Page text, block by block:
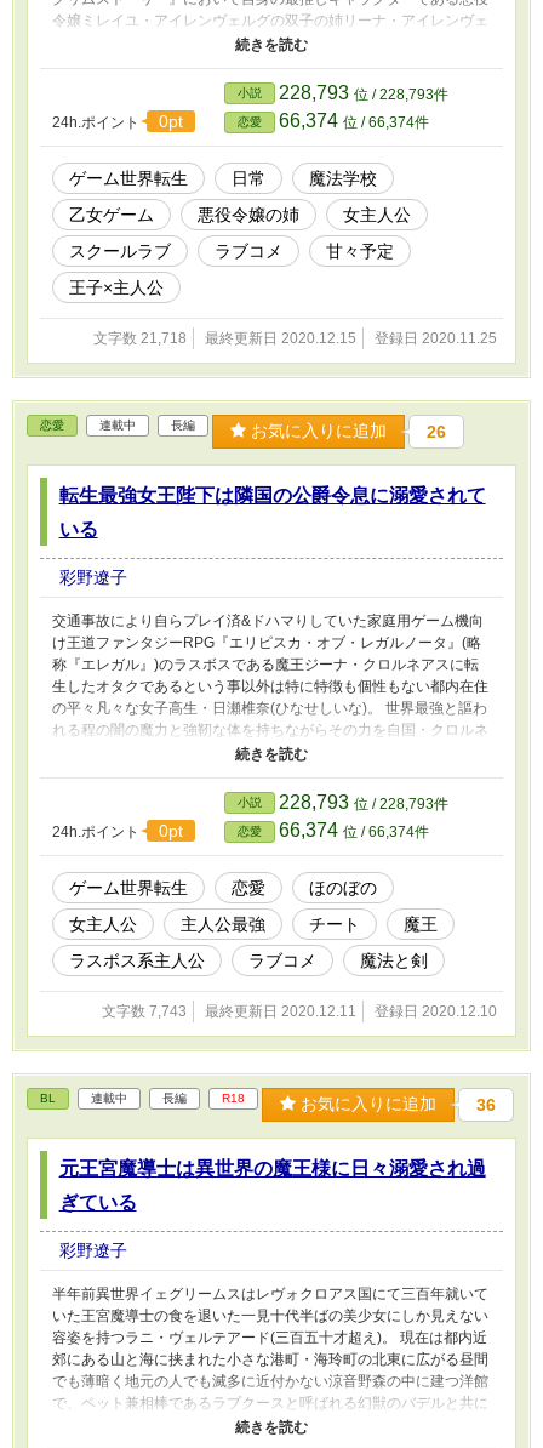
令嬢ミレイユ・アイレンヴェルグの双子の姉リーナ・アイレンヴェ
ルグとして『オヴエイグリムストーリー』の世界に転生した。 い
国第二王子ジルからの一方的な婚約破棄を阻止するために原作改変
する事を胸に抱きかつての最推しキャラであり現在の最愛の妹であ
るミレイユとの生活を思う存分満喫するリーナだったが、ゲーム本
編開始前夜に少なくとも生前プレイしていた『オヴエイグリムスト
ーリー』では起こりうるはずがない隣国・リュカディアルド国の第
四王子オルハとの見合い話が自らに持ち上がっている事を父親であ
るケオ・アイレンヴェルグ公爵から聞かされる。 最初はミレイユ
が迎える結末を変えるまでは恋愛事に関わっている余裕がないとオ
ルハに対してもあくまでも友人として接していたリーナだったが、
誰に対しても分け隔てなく接するオルハの穏やかで柔和な人柄に少
しずつ惹かれていく自分を自覚する。 そんな折ついにゲームでの
本編が始まるが、そのストーリーは前世でプレイした『オヴエイグ
リムストーリー』とはかけ離れていた。 ※小説家になろう様にも
投稿しています。
24h.ポイント 0pt
小説 228,793 位 / 228,793件
恋愛 66,374 位 / 66,374件
ゲーム世界転生 日常
魔法学校
乙女ゲーム
悪役令嬢の姉
女主人公
スクールラブ
ラブコメ
甘々予定
王子×主人公
文字数 21,718 最終更新日 2020.12.15 登録日 2020.11.25
恋愛 連載中 長編 お気に入りに追加 26
転生最強女王陛下は隣国の公爵令息に溺愛されて
いる
彩野遼子
交通事故により自らプレイ済&ドハマりしていた家庭用ゲーム機向
け王道ファンタジーRPG『エリピスカ・オブ・レガルノータ』(略
称『エレガル』)のラスボスである魔王ジーナ・クロルネアスに転
生したオタクであるという事以外は特に特徴も個性もない都内在住
の平々凡々な女子高生・日瀬椎奈(ひなせしいな)。 世界最強と謳わ
れる程の闇の魔力と強靭な体を持ちながらその力を自国・クロルネ
アス国の民を傷つけ苦しめる事にしか使う事が出来ずゲーム本編に
理解する事はできても共感する事は全くできない椎奈は、自らの力
は民と自国を守るためにあると決め『ジーナ』とは全く異なる女王
ジーナとしてクロルネアス国に君臨し自らの運命に逆らい、結末を
変える事を決意する。 そんなある日。 ゲーム内では『ジーナ』に
より引き起こされたえげつない悲劇で大勢のプレイヤーがトラウマ
を植え付けられたエピソードとなった隣国・リュミラルス国におい
て王家の次に力を持つとされるローデルヴァイン公爵家三男シャハ
ル・ローデルヴァインから求婚の申し込みがあった事を自らの護衛
であるリラ・ヴェルテアードから伝えられ、悲劇を回避することで
ゲーム内では当たり前のように破談となったこの婚姻話を成立させ
てしまえば『エレガル』のストーリーを大きく改変できるのではな
いかと気が付いた椎奈は本心では全く乗り気ではなかったものの婚
姻成立に向けて動き出す。 さらに逢瀬を重ねるうちに穏やかで懐
が深く甘やかし上手のシャハルに徐々に絆され惹かれていく自分を
否が応でも自覚して……――。 ※小説家になろう様にも投稿して
24h.ポイント 0pt
小説 228,793 位 / 228,793件
恋愛 66,374 位 / 66,374件
ゲーム世界転生 恋愛
ほのぼの
女主人公
主人公最強 チート
魔王
ラスボス系主人公
ラブコメ 魔法と剣
文字数 7,743 最終更新日 2020.12.11 登録日 2020.12.10
BL 連載中 長編 R18 お気に入りに追加 36
元王宮魔導士は異世界の魔王様に日々溺愛され過
ぎている
彩野遼子
半年前異世界イェグリームスはレヴォクロアス国にて三百年就いて
いた王宮魔導士の食を退いた一見十代半ばの美少女にしか見えない
容姿を持つラニ・ヴェルテアード(三百五十才超え)。 現在は都内近
郊にある山と海に挟まれた小さな港町・海玲町の北東に広がる昼間
でも薄暗く地元の人でも滅多に近付かない涼音野森の中に建つ洋館
で、ペット兼相棒であるラプクースと呼ばれる幻獣のバデルと共に
全てのしがらみから解放され異世界隠居生活を堪能していたラニだ